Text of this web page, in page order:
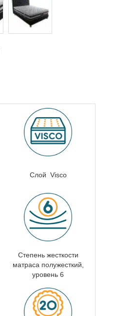
Слой Visco
Степень жесткости
матраса полужесткий,
уровень 6